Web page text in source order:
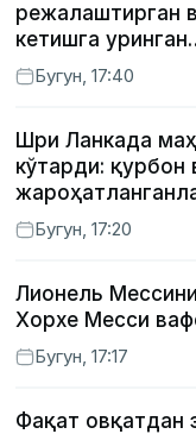
режалаштирган
кетишга уринган
сурхондарёлик 4
қамалди
Бугун, 17:40
Шри Ланкада
кўтарди: қурбон
Бугун, 17:20
Лионель
Хорхе Месси
Бугун, 17:17
Фақат овқатдан